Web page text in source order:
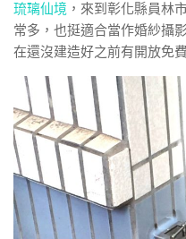
琉璃仙境 ，來到彰化縣員林
常多，也挺適合當作婚紗攝
在還沒建造好之前有開放免